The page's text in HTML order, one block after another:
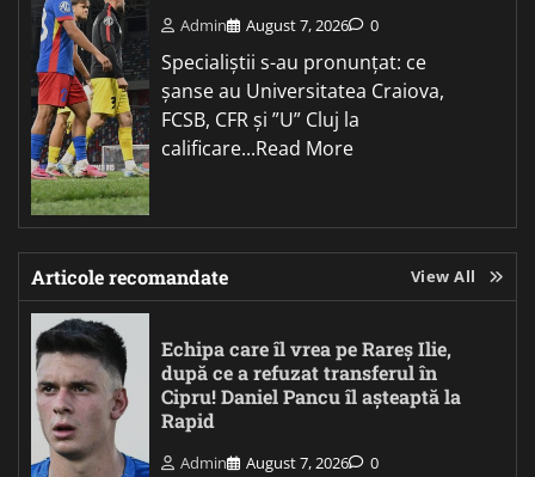
Admin August 7, 2026 0
Specialiștii s-au pronunțat: ce
șanse au Universitatea Craiova,
FCSB, CFR și ”U” Cluj la
calificare...Read More
Articole recomandate View All
Echipa care îl vrea pe Rareș Ilie,
după ce a refuzat transferul în
Cipru! Daniel Pancu îl așteaptă la
Rapid
Admin August 7, 2026 0